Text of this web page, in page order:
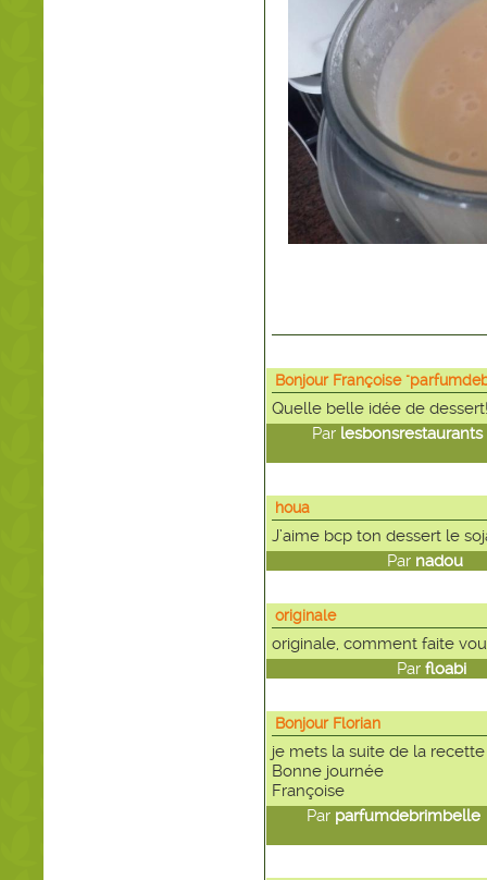
Bonjour Françoise
Quelle belle idée de
Par lesbonsrestaurants
houa
J’aime bcp ton dessert le
Par nadou
originale
originale, comment faite
Par floabi
Bonjour Florian
je mets la suite de la
Bonne journée
Françoise
Par parfumdebrimbelle